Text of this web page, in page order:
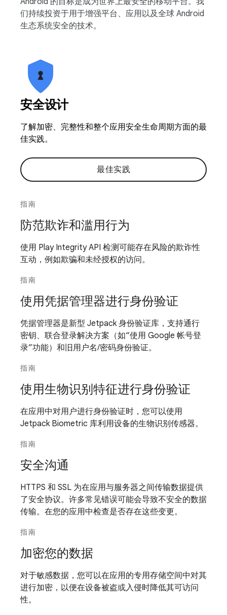
们持续投资于用于增强平台、应用以及全球 Android
生态系统安全的技术。
安全设计
了解加密、完整性和整个应用安全生命周期方面的最
佳实践。
最佳实践
指南
防范欺诈和滥用行为
使用 Play Integrity API 检测可能存在风险的欺诈性
互动，例如欺骗和未经授权的访问。
指南
使用凭据管理器进行身份验证
凭据管理器是新型 Jetpack 身份验证库，支持通行
密钥、联合登录解决方案（如“使用 Google 帐号登
录”功能）和旧用户名/密码身份验证。
指南
使用生物识别特征进行身份验证
在应用中对用户进行身份验证时，您可以使用
Jetpack Biometric 库利用设备的生物识别传感器。
指南
安全沟通
HTTPS 和 SSL 为在应用与服务器之间传输数据提供
了安全协议。许多常见错误可能会导致不安全的数据
传输。在您的应用中检查是否存在这些变更。
指南
加密您的数据
对于敏感数据，您可以在应用的专用存储空间中对其
进行加密，以便在设备被盗或入侵时降低其可访问
性。